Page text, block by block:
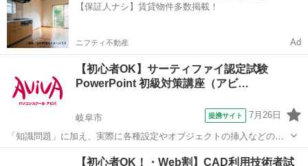
【保証人ナシ】賃貸物件多数掲載！
ニフティ不動産 Ad
【初心者OK】サーティファイ認定試験
PowerPoint 初級対策講座（アビ…
岐阜市 提携サイト 7月26日
「知識問題」に加え、実際に各種設定やオブジェクトの挿入などの機
能を駆使したプレゼンテーションを作成する「実技問題」を解くこと
で、実践的な能力を証明できる資格制度の、初級対策講座です。 アビ
その他
【初心者OK！・Web割】CAD利用技術者試